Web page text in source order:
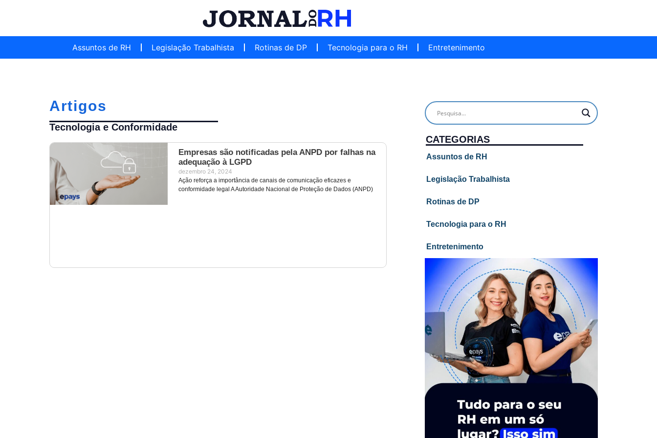
Assuntos de RH Legislação Trabalhista Rotinas de DP Tecnologia para o RH Entretenimento
Artigos
Tecnologia e Conformidade
Empresas são notificadas pela ANPD por falhas na
adequação à LGPD
dezembro 24, 2024
Ação reforça a importância de canais de comunicação eficazes e
conformidade legal A Autoridade Nacional de Proteção de Dados (ANPD)
CATEGORIAS
Assuntos de RH
Legislação Trabalhista
Rotinas de DP
Tecnologia para o RH
Entretenimento